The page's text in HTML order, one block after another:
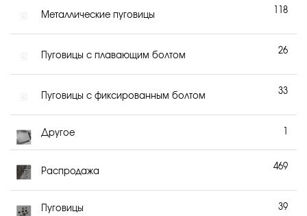
Металлические пуговицы
118
Пуговицы с плавающим болтом
26
Пуговицы с фиксированным болтом
33
Другое
Распродажа
469
Пуговицы 39